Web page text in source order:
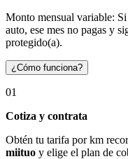
Monto mensual variable: Si
auto, ese mes no pagas y
protegido(a).
¿Cómo funciona?
01
Cotiza y contrata
Obtén tu tarifa por km
miituo y elige el plan de